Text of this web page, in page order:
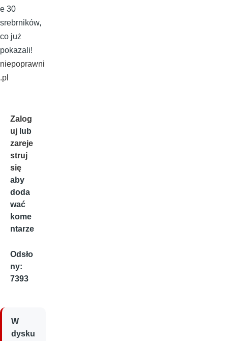
e 30
srebrników,
co już
pokazali!
niepoprawni
.pl
Zalog
uj lub
zareje
struj
się
aby
doda
wać
kome
ntarze
Odsło
ny:
7393
W
dysku